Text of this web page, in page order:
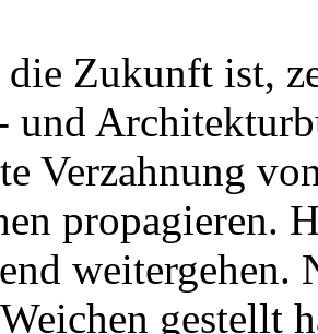
die Zukunft ist,
und
Verzahnung
propagieren.
weitergehen.
gestellt